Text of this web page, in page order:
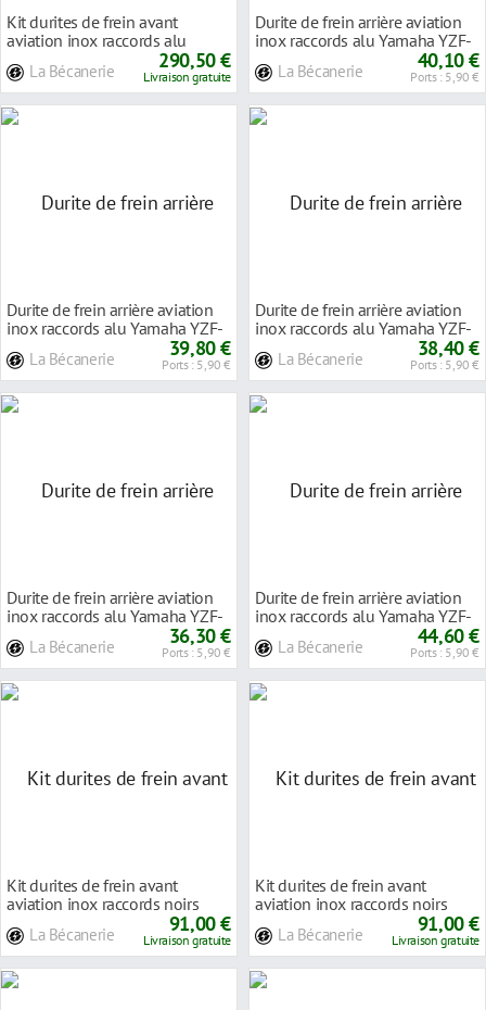
Kit durites de frein avant
aviation inox raccords alu
La Bécanerie 290,50 €
Livraison gratuite
Durite de frein arrière aviation
inox raccords alu Yamaha YZF-
La Bécanerie 40,10 €
Ports : 5,90 €
Durite de frein arrière aviation
inox raccords alu Yamaha YZF-
La Bécanerie 39,80 €
Ports : 5,90 €
Durite de frein arrière aviation
inox raccords alu Yamaha YZF-
La Bécanerie 38,40 €
Ports : 5,90 €
Durite de frein arrière aviation
inox raccords alu Yamaha YZF-
La Bécanerie 36,30 €
Ports : 5,90 €
Durite de frein arrière aviation
inox raccords alu Yamaha YZF-
La Bécanerie 44,60 €
Ports : 5,90 €
Kit durites de frein avant
aviation inox raccords noirs
La Bécanerie 91,00 €
Livraison gratuite
Kit durites de frein avant
aviation inox raccords noirs
La Bécanerie 91,00 €
Livraison gratuite